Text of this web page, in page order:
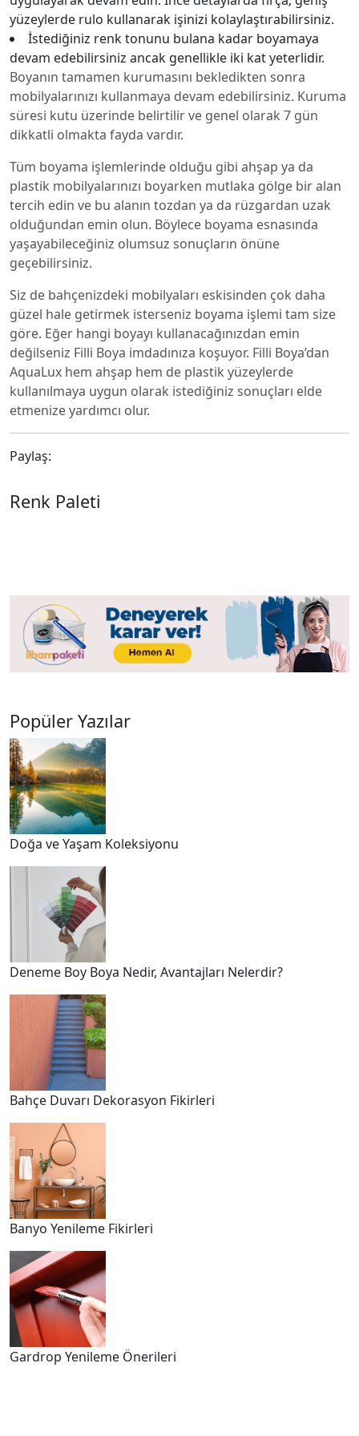
yüzeylerde rulo kullanarak işinizi kolaylaştırabilirsiniz.
İstediğiniz renk tonunu bulana kadar boyamaya
devam edebilirsiniz ancak genellikle iki kat yeterlidir.
Boyanın tamamen kurumasını bekledikten sonra
mobilyalarınızı kullanmaya devam edebilirsiniz. Kuruma
süresi kutu üzerinde belirtilir ve genel olarak 7 gün
dikkatli olmakta fayda vardır.
Tüm boyama işlemlerinde olduğu gibi ahşap ya da
plastik mobilyalarınızı boyarken mutlaka gölge bir alan
tercih edin ve bu alanın tozdan ya da rüzgardan uzak
olduğundan emin olun. Böylece boyama esnasında
yaşayabileceğiniz olumsuz sonuçların önüne
geçebilirsiniz.
Siz de bahçenizdeki mobilyaları eskisinden çok daha
güzel hale getirmek isterseniz boyama işlemi tam size
göre. Eğer hangi boyayı kullanacağınızdan emin
değilseniz Filli Boya imdadınıza koşuyor. Filli Boya’dan
AquaLux hem ahşap hem de plastik yüzeylerde
kullanılmaya uygun olarak istediğiniz sonuçları elde
etmenize yardımcı olur.
Paylaş:
Renk Paleti
Popüler Yazılar
Doğa ve Yaşam Koleksiyonu
Deneme Boy Boya Nedir, Avantajları Nelerdir?
Bahçe Duvarı Dekorasyon Fikirleri
Banyo Yenileme Fikirleri
Gardrop Yenileme Önerileri